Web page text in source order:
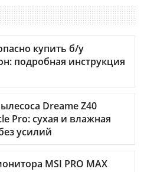
купить б/у
подробная инструкция
Dreame Z40
Pro: сухая и влажная
усилий
MSI PRO MAX